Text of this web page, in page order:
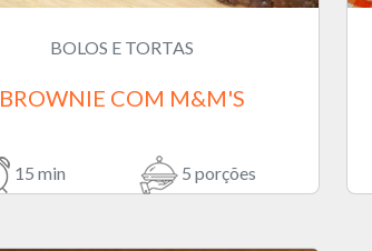
BOLOS E TORTAS
BROWNIE COM M&M'S
15 min 5 porções